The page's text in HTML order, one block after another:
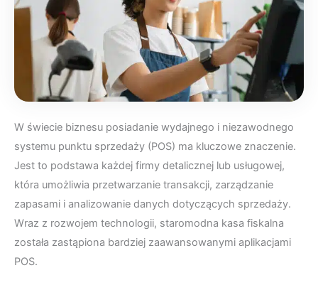
W świecie biznesu posiadanie wydajnego i niezawodnego
systemu punktu sprzedaży (POS) ma kluczowe znaczenie.
Jest to podstawa każdej firmy detalicznej lub usługowej,
która umożliwia przetwarzanie transakcji, zarządzanie
zapasami i analizowanie danych dotyczących sprzedaży.
Wraz z rozwojem technologii, staromodna kasa fiskalna
została zastąpiona bardziej zaawansowanymi aplikacjami
POS.